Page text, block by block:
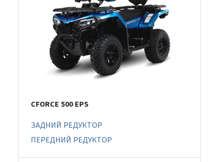
CFORCE 500 EPS
ЗАДНИЙ РЕДУКТОР
ПЕРЕДНИЙ РЕДУКТОР